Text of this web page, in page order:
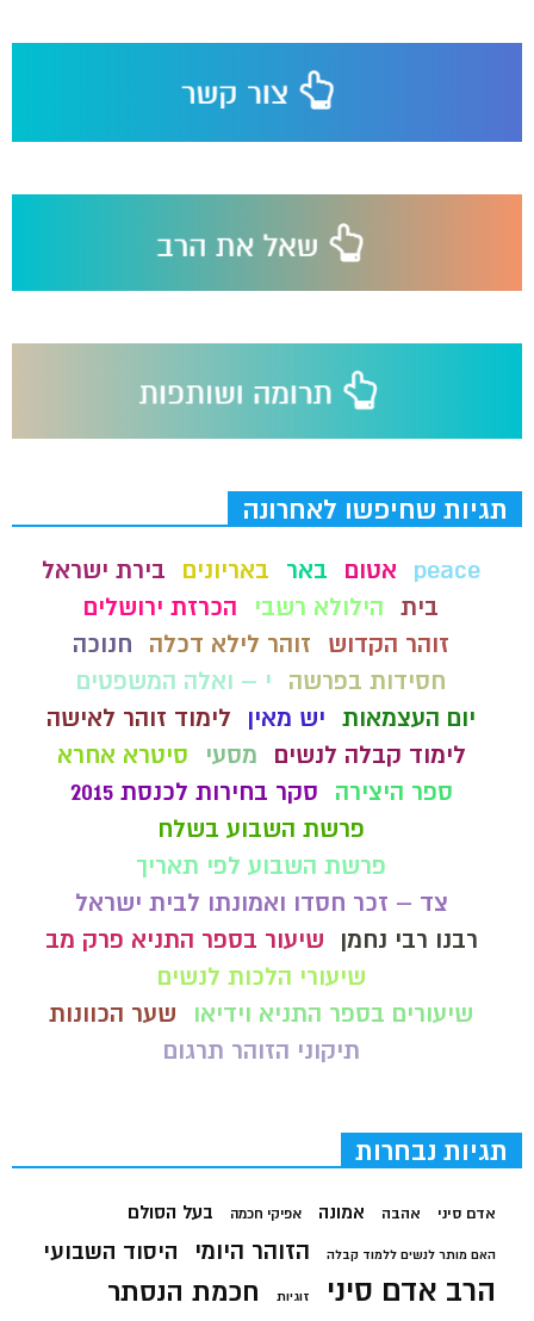
תגיות שחיפשו לאחרונה
peace אטום באר באריונים
בירת ישראל
בית הילולא רשבי
הכרזת ירושלים
זוהר הקדוש
זוהר לילא דכלה
חנוכה
חסידות בפרשה
י – ואלה המשפטים
יום העצמאות יש מאין
לימוד זוהר לאישה
לימוד קבלה לנשים
מסעי
סיטרא אחרא
ספר היצירה
סקר בחירות לכנסת 2015
פרשת השבוע בשלח
פרשת השבוע לפי תאריך
צד – זכר חסדו ואמונתו לבית ישראל
רבנו רבי נחמן
שיעור בספר התניא פרק מב
שיעורי הלכות לנשים
שיעורים בספר התניא וידיאו
שער הכוונות
תיקוני הזוהר תרגום
תגיות נבחרות
אדם סיני אהבה אמונה אפיקי חכמה בעל הסולם
האם מותר לנשים ללמוד קבלה הזוהר היומי היסוד השבועי
הרב אדם סיני זוגיות חכמת הנסתר